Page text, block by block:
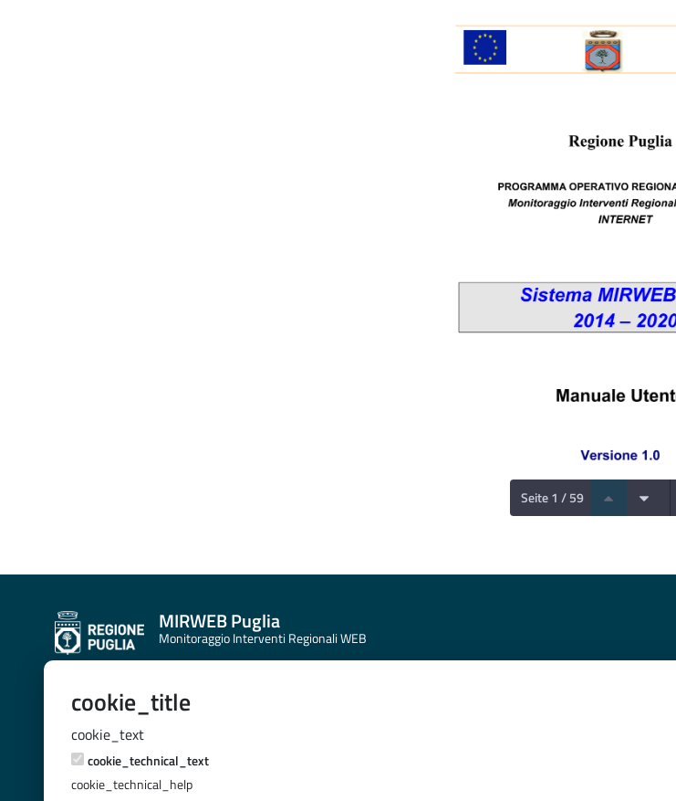
cookie_title
cookie_text
cookie_technical_text
cookie_technical_help
Seite 1 / 59
MIRWEB Puglia
Monitoraggio Interventi Regionali WEB
CONTATTI E INDIRIZZI
SEZIONE PROGRAMMAZIONE UNITARIA
VIA G. GENTILE 52,70100 - BARI
Mail:helpdeskmir@innova.puglia.it